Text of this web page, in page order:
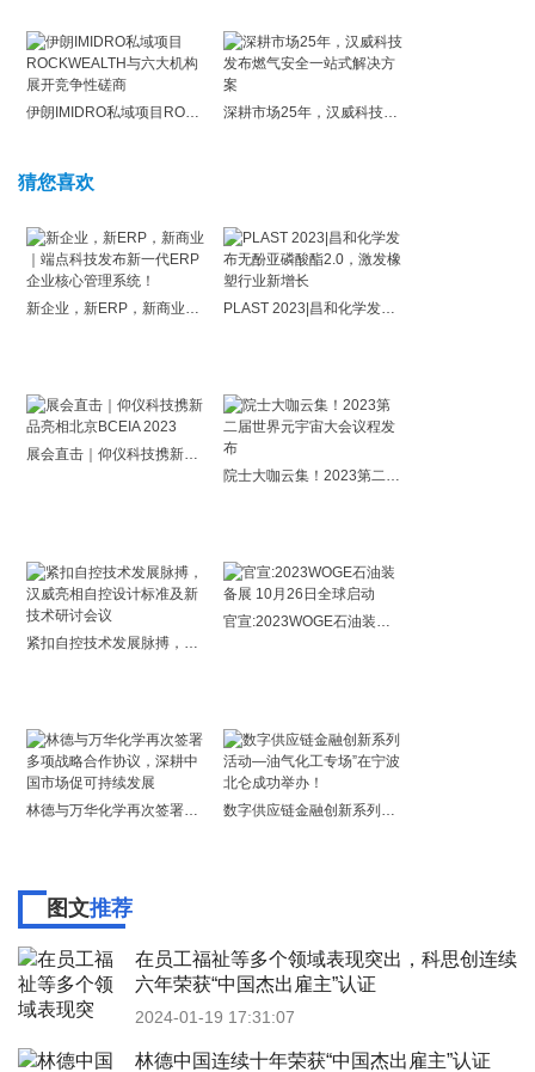
猜您喜欢
图文推荐
在员工福祉等多个领域表现突出，科思创连续
六年荣获“中国杰出雇主”认证
2024-01-19 17:31:07
林德中国连续十年荣获“中国杰出雇主”认证